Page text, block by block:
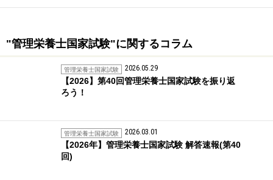
"管理栄養士国家試験"に関するコラム
管理栄養士国家試験 2026.05.29
【2026】第40回管理栄養士国家試験を振り返
ろう！
管理栄養士国家試験 2026.03.01
【2026年】管理栄養士国家試験 解答速報(第40
回)